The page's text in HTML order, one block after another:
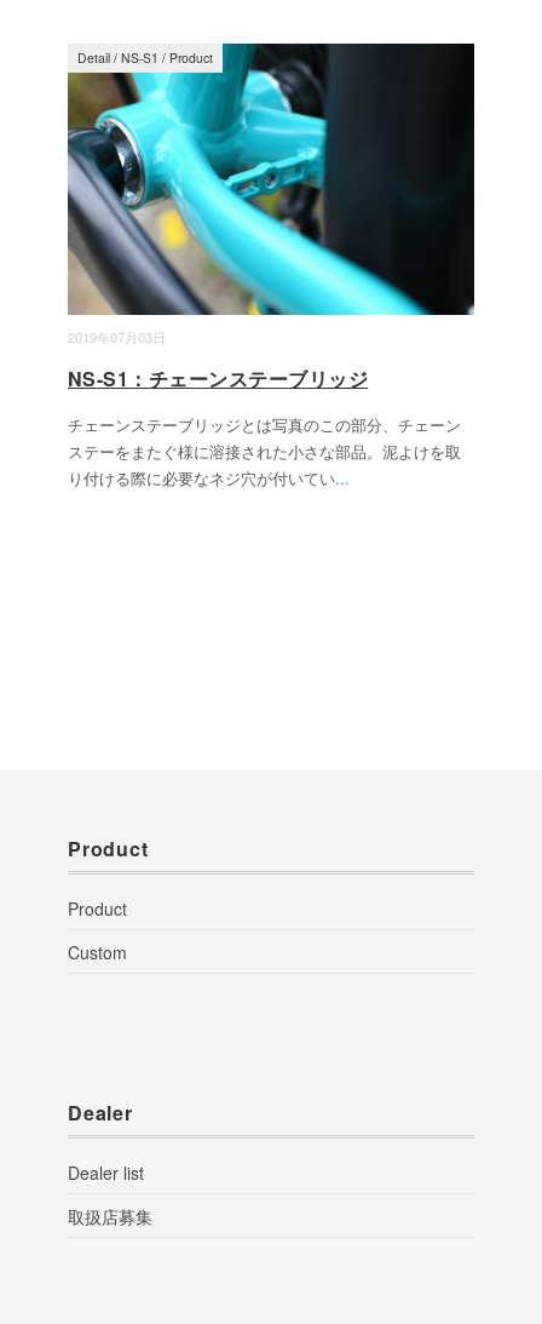
2019年07月03日
Detail / NS-S1 / Product
NS-S1：チェーンステーブリッジ
チェーンステーブリッジとは写真のこの部分、チェーン
ステーをまたぐ様に溶接された小さな部品。泥よけを取
り付ける際に必要なネジ穴が付いてい...
Product
Product
Custom
Dealer
Dealer list
取扱店募集